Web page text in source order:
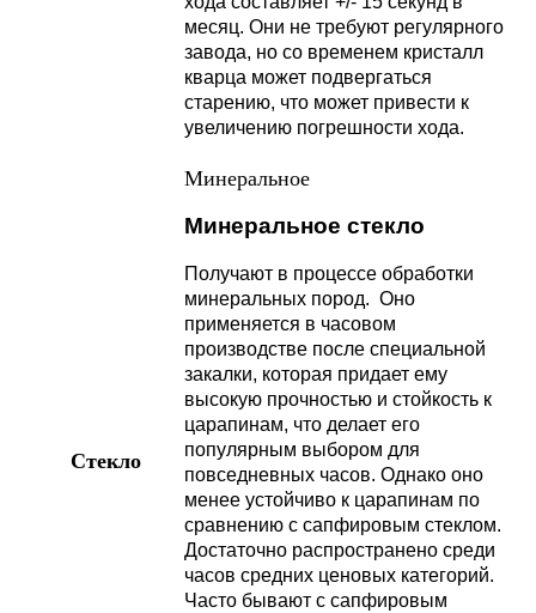
месяц. Они не требуют регулярного
завода, но со временем кристалл
кварца может подвергаться
старению, что может привести к
увеличению погрешности хода.
Стекло
Минеральное
Минеральное стекло
Получают в процессе обработки
минеральных пород. Оно
применяется в часовом
производстве после специальной
закалки, которая придает ему
высокую прочностью и стойкость к
царапинам, что делает его
популярным выбором для
повседневных часов. Однако оно
менее устойчиво к царапинам по
сравнению с сапфировым стеклом.
Достаточно распространено среди
часов средних ценовых категорий.
Часто бывают с сапфировым